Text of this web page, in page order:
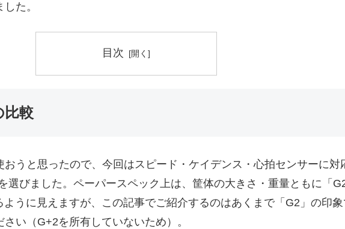
た。
目次
比較
うと思ったので、今回はスピード・ケイデンス・心拍センサーに対
選びました。ペーパースペック上は、筐体の大きさ・重量ともに「G2
ように見えますが、この記事でご紹介するのはあくまで「G2」の印
い（G+2を所有していないため）。